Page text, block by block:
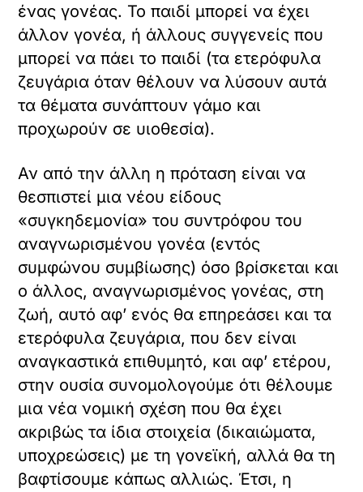
ένας γονέας. Το παιδί μπορεί να έχει
άλλον γονέα, ή άλλους συγγενείς που
μπορεί να πάει το παιδί (τα ετερόφυλα
ζευγάρια όταν θέλουν να λύσουν αυτά
τα θέματα συνάπτουν γάμο και
προχωρούν σε υιοθεσία).
Αν από την άλλη η πρόταση είναι να
θεσπιστεί μια νέου είδους
«συγκηδεμονία» του συντρόφου του
αναγνωρισμένου γονέα (εντός
συμφώνου συμβίωσης) όσο βρίσκεται και
ο άλλος, αναγνωρισμένος γονέας, στη
ζωή, αυτό αφ’ ενός θα επηρεάσει και τα
ετερόφυλα ζευγάρια, που δεν είναι
αναγκαστικά επιθυμητό, και αφ’ ετέρου,
στην ουσία συνομολογούμε ότι θέλουμε
μια νέα νομική σχέση που θα έχει
ακριβώς τα ίδια στοιχεία (δικαιώματα,
υποχρεώσεις) με τη γονεϊκή, αλλά θα τη
βαφτίσουμε κάπως αλλιώς. Έτσι, η